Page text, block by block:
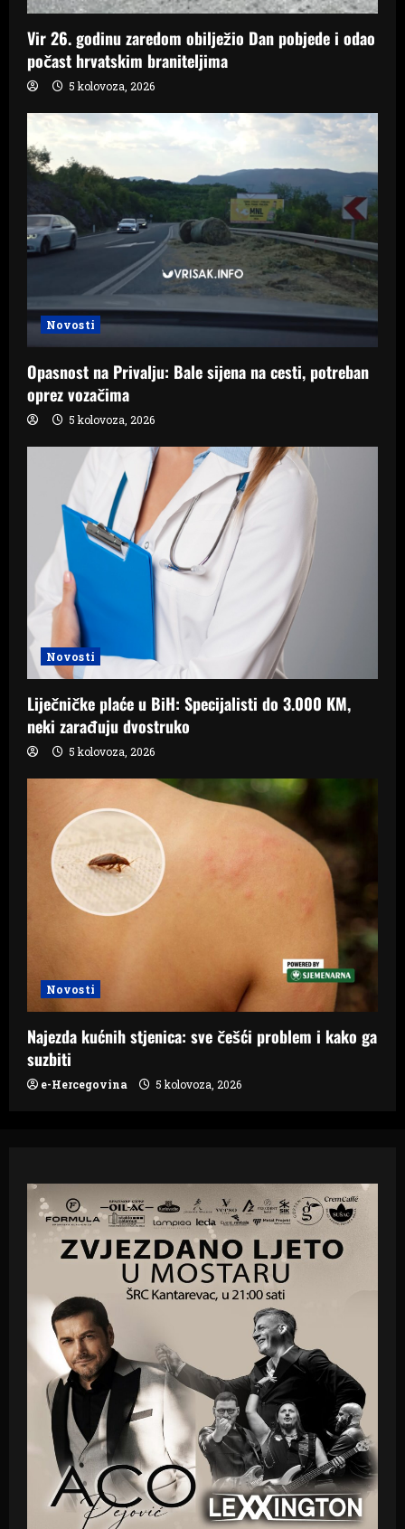
Vir 26. godinu zaredom obilježio Dan pobjede i odao
počast hrvatskim braniteljima
5 kolovoza, 2026
Novosti
Opasnost na Privalju: Bale sijena na cesti, potreban
oprez vozačima
5 kolovoza, 2026
Novosti
Liječničke plaće u BiH: Specijalisti do 3.000 KM,
neki zarađuju dvostruko
5 kolovoza, 2026
Novosti
Najezda kućnih stjenica: sve češći problem i kako ga
suzbiti
e-Hercegovina 5 kolovoza, 2026